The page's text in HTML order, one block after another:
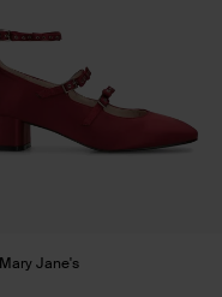
Jane's